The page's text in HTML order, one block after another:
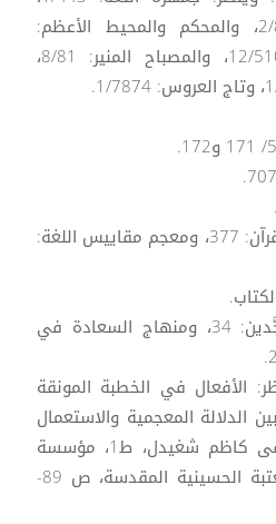
والصحاح في اللغة: 2/83، والمحكم والمحيط الأعظم:
3/177، ولسان العرب: 12/510، والمصباح المنير: 8/81،
([6] ينظر: تأويل مشكل القرآن: 377، ومعجم مقاييس اللغة:
([8] ينظر: مصباح المتهجَّدين: 34، ومنهاج السعادة في
الأفعال في الخطبة المونقة
الدلالة المعجمية والاستعمال
الوظيفي: للدكتور مصطفى كاظم شغيدل، ط1، مؤسسة
علوم نهج البلاغة في العتبة الحسينية المقدسة، ص 89-